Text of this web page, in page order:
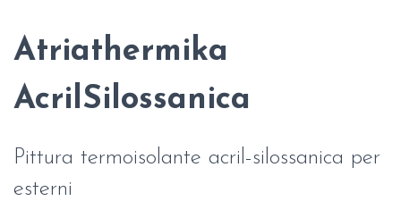
Atriathermika
AcrilSilossanica
Pittura termoisolante acril-silossanica per
esterni